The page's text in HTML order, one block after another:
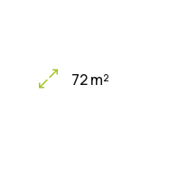
72 m²